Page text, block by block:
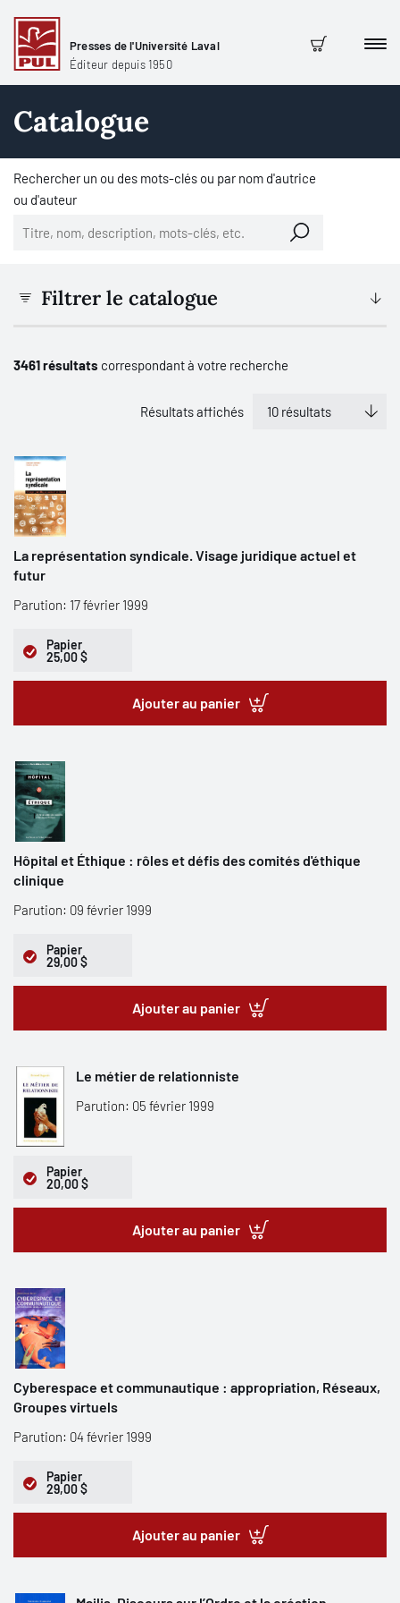
Presses de l'Université Laval
Éditeur depuis 1950
Panier
Catalogue
Rechercher un ou des mots-clés ou par nom d'autrice
ou d'auteur
Filtrer le catalogue
3461 résultats correspondant à votre recherche
Résultats affichés
La représentation syndicale. Visage juridique actuel et
futur
Parution: 17 février 1999
Papier
25,00 $
Ajouter au panier
Hôpital et Éthique : rôles et défis des comités d'éthique
clinique
Parution: 09 février 1999
Papier
29,00 $
Ajouter au panier
Le métier de relationniste
Parution: 05 février 1999
Papier
20,00 $
Ajouter au panier
Cyberespace et communautique : appropriation, Réseaux,
Groupes virtuels
Parution: 04 février 1999
Papier
29,00 $
Ajouter au panier